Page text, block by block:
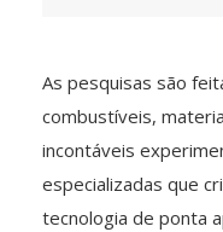
As pesquisas são
combustíveis,
incontáveis
especializadas que
tecnologia de ponta